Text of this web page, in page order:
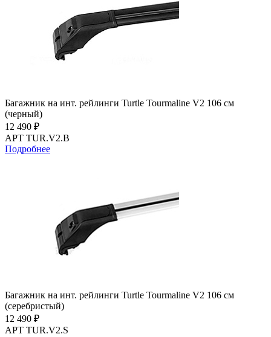
Багажник на инт. рейлинги Turtle Tourmaline V2 106 см
(черный)
12 490 ₽
АРТ TUR.V2.B
Подробнее
Багажник на инт. рейлинги Turtle Tourmaline V2 106 см
(серебристый)
12 490 ₽
АРТ TUR.V2.S